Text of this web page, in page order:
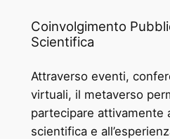
Coinvolgimento
Scientifica
Attraverso eventi,
virtuali, il metaverso
partecipare attivamente
scientifica e